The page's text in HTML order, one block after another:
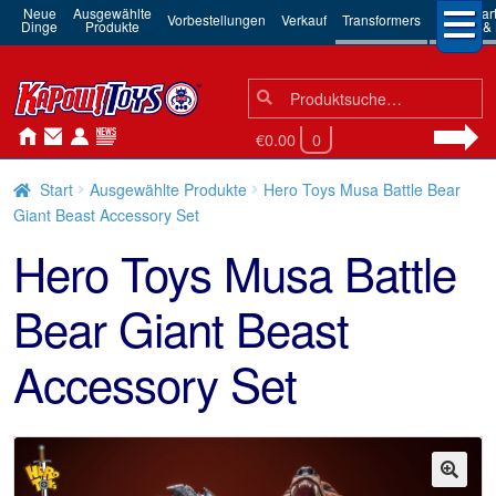
Neue
Dinge
Ausgewählte
Produkte Vorbestellungen Verkauf Transformers 3rd
Robots
Suchen
nach:
Suche
€0.00 0
Start Ausgewählte Produkte
Hero Toys Musa Battle Bear
Giant Beast Accessory Set
Hero Toys Musa Battle
Bear Giant Beast
Accessory Set